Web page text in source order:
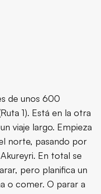
de unos 600
1). Está en la otra
viaje largo. Empieza
norte, pasando por
En total se
pero planifica un
o comer. O parar a